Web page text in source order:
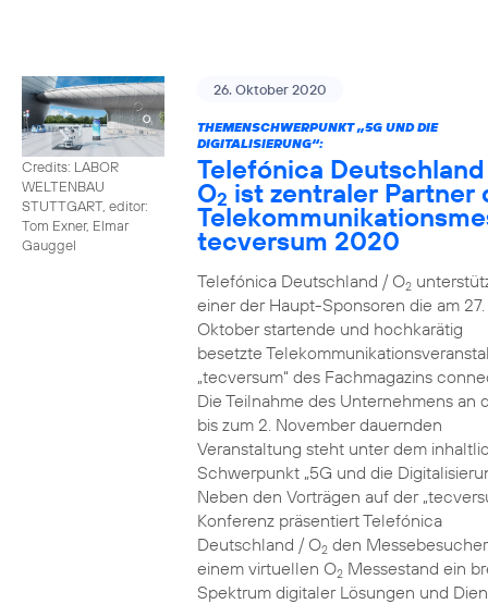
Credits: LABOR
WELTENBAU
STUTTGART, editor:
Tom Exner, Elmar
Gauggel
26. Oktober 2020
THEMENSCHWERPUNKT „5G UND DIE
DIGITALISIERUNG“:
Telefónica
O2 ist zentraler Partner
tecversum 2020
Telefónica Deutschland / O2
einer der Haupt-Sponsoren die am 27.
Oktober startende und hochkarätig
besetzte
„tecversum“ des Fachmagazins
Die Teilnahme des Unternehmens an
bis zum 2. November dauernden
Veranstaltung steht unter dem
Schwerpunkt „5G und die
Neben den Vorträgen auf der
Konferenz präsentiert Telefónica
Deutschland / O2den
einem virtuellen O2Messestand ein
Spektrum digitaler Lösungen und